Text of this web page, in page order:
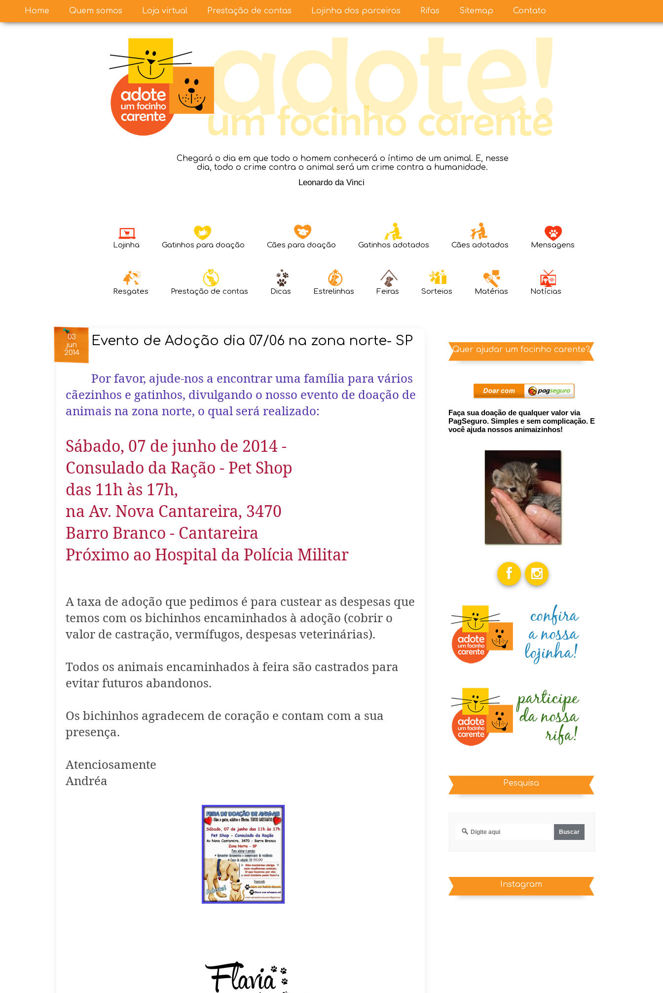
Chegará o dia em que todo o homem conhecerá o íntimo de um animal. E, nesse
dia, todo o crime contra o animal será um crime contra a humanidade.
Leonardo da Vinci
Lojinha Gatinhos para doação Cães para doação Gatinhos adotados Cães adotados Mensagens
Resgates Prestação de contas Dicas Estrelinhas Feiras Sorteios Matérias Notícias
03
jun
2014
Evento de Adoção dia 07/06 na zona norte- SP
Por favor, ajude-nos a encontrar uma família para vários
cãezinhos e gatinhos, divulgando o nosso evento de doação de
animais na zona norte, o qual será realizado:
Sábado, 07 de junho de 2014 -
Consulado da Ração - Pet Shop
das 11h às 17h,
na Av. Nova Cantareira, 3470
Barro Branco - Cantareira
Próximo ao Hospital da Polícia Militar
A taxa de adoção que pedimos é para custear as despesas que
temos com os bichinhos encaminhados à adoção (cobrir o
valor de castração, vermífugos, despesas veterinárias).
Todos os animais encaminhados à feira são castrados para
evitar futuros abandonos.
Os bichinhos agradecem de coração e contam com a sua
presença.
Atenciosamente
Andréa
Home Quem somos Loja virtual Prestação de contas Lojinha dos parceiros Rifas Sitemap Contato
Quer ajudar um focinho carente?
Faça sua doação de qualquer valor via
PagSeguro. Simples e sem complicação. E
você ajuda nossos animaizinhos!
Pesquisa
Instagram